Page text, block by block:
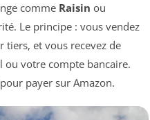
comme Raisin ou
Le principe : vous vendez
tiers, et vous recevez de
ou votre compte bancaire.
payer sur Amazon.